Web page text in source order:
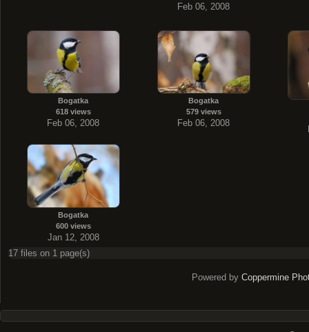
Feb 06, 2008
Bogatka
618 views
Feb 06, 2008
Bogatka
579 views
Feb 06, 2008
Bogatka
600 views
Jan 12, 2008
17 files on 1 page(s)
Powered by Coppermine